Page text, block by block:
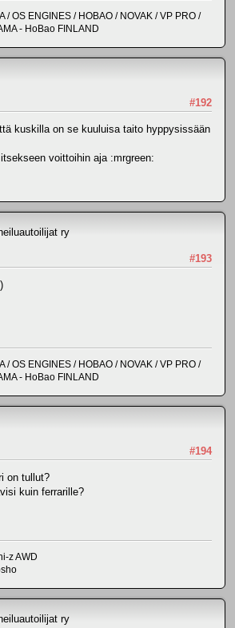
/ OS ENGINES / HOBAO / NOVAK / VP PRO /
- HoBao FINLAND
#192
kuskilla on se kuuluisa taito hyppysissään
voittoihin aja :mrgreen:
ry
#193
/ OS ENGINES / HOBAO / NOVAK / VP PRO /
- HoBao FINLAND
#194
on tullut?
kuin ferrarille?
z AWD
ry